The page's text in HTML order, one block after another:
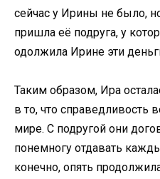
сейчас у Ирины не было,
пришла её подруга, у
одолжила Ирине эти
Таким образом, Ира
в то, что справедливость
мире. С подругой они
понемногу отдавать
конечно, опять